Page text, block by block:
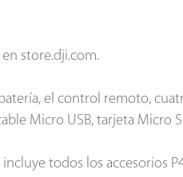
store.dji.com.
el control remoto,
Micro USB, tarjeta Micro
todos los accesorios